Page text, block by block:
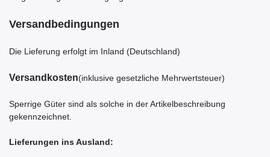
Versandbedingungen
Die Lieferung erfolgt im Inland (Deutschland)
Versandkosten(inklusive gesetzliche Mehrwertsteuer)
Sperrige Güter sind als solche in der Artikelbeschreibung
gekennzeichnet.
Lieferungen ins Ausland: